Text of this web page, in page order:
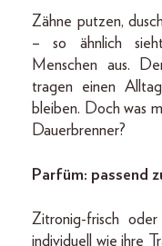
Zähne putzen,
– so ähnlich
Menschen aus.
tragen einen
bleiben. Doch was
Dauerbrenner?
Parfüm: passend
Zitronig-frisch
individuell wie ihre